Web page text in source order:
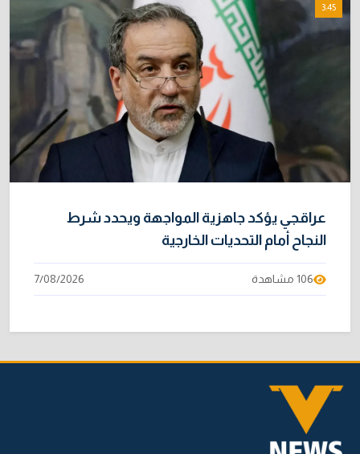
3:45
عراقجي يؤكد جاهزية المواجهة ويحدد شرط
النجاح أمام التحديات الخارجية
106 مشاهدة 7/08/2026